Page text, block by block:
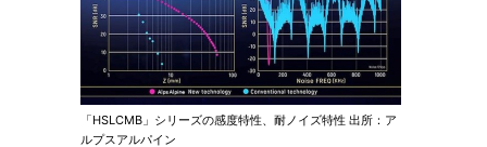
「HSLCMB」シリーズの感度特性、耐ノイズ特性 出所：ア
ルプスアルパイン